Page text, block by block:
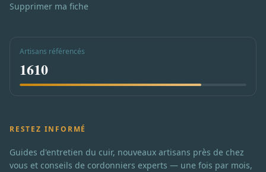
Supprimer ma fiche
Artisans référencés
1610
RESTEZ INFORMÉ
Guides d'entretien du cuir, nouveaux artisans près de chez
vous et conseils de cordonniers experts — une fois par mois,